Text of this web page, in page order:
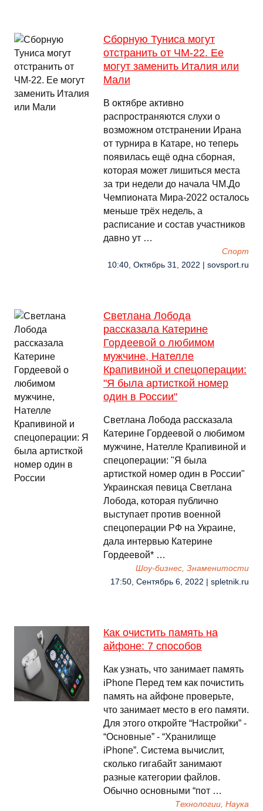
Сборную Туниса могут
отстранить от ЧМ-22. Ее
могут заменить Италия или
Мали
В октябре активно
распространяются слухи о
возможном отстранении Ирана
от турнира в Катаре, но теперь
появилась ещё одна сборная,
которая может лишиться места
за три недели до начала ЧМ.До
Чемпионата Мира-2022 осталось
меньше трёх недель, а
расписание и состав участников
давно ут …
Спорт
10:40, Октябрь 31, 2022 | sovsport.ru
Светлана Лобода
рассказала Катерине
Гордеевой о любимом
мужчине, Нателле
Крапивиной и спецоперации:
"Я была артисткой номер
один в России"
Светлана Лобода рассказала
Катерине Гордеевой о любимом
мужчине, Нателле Крапивиной и
спецоперации: "Я была
артисткой номер один в России"
Украинская певица ​​Светлана
Лобода, которая публично
выступает против военной
спецоперации РФ на Украине,
дала интервью Катерине
Гордеевой* …
Шоу-бизнес, Знаменитости
17:50, Сентябрь 6, 2022 | spletnik.ru
Как очистить память на
айфоне: 7 способов
Как узнать, что занимает память
iPhone Перед тем как почистить
память на айфоне проверьте,
что занимает место в его памяти.
Для этого откройте “Настройки” -
“Основные” - “Хранилище
iPhone”. Система вычислит,
сколько гигабайт занимают
разные категории файлов.
Обычно основными “пот …
Технологии, Наука